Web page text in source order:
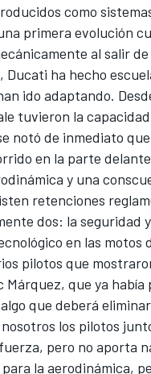
como
primera evolución
al salir
Ducati ha hecho
ido adaptando.
tuvieron la
notó de inmediato
en la parte
y una
retenciones
dos: la seguridad
en las motos
pilotos que
Márquez, que ya
que deberá
los pilotos
pero no aporta
la aerodinámica,